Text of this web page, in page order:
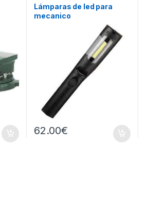
Lámparas de led para
mecanico
62.00€